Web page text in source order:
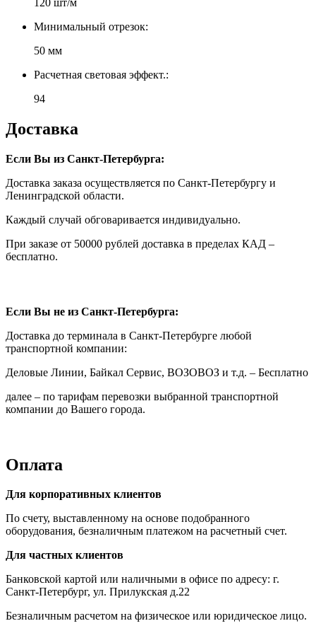
Минимальный отрезок:
50 мм
Расчетная световая эффект.:
94
Доставка
Если Вы из Санкт-Петербурга:
Доставка заказа осуществляется по Санкт-Петербургу и
Ленинградской области.
Каждый случай обговаривается индивидуально.
При заказе от 50000 рублей доставка в пределах КАД –
бесплатно.
Если Вы не из Санкт-Петербурга:
Доставка до терминала в Санкт-Петербурге любой
транспортной компании:
Деловые Линии, Байкал Сервис, ВОЗОВОЗ и т.д. – Бесплатно
далее – по тарифам перевозки выбранной транспортной
компании до Вашего города.
Оплата
Для корпоративных клиентов
По счету, выставленному на основе подобранного
оборудования, безналичным платежом на расчетный счет.
Для частных клиентов
Банковской картой или наличными в офисе по адресу: г.
Санкт-Петербург, ул. Прилукская д.22
Безналичным расчетом на физическое или юридическое лицо.